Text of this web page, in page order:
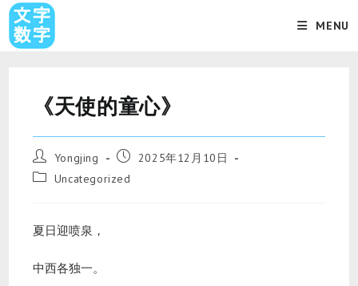
MENU
《天使的童心》
Yongjing
2025年12月10日
Uncategorized
夏日迎喷泉，
中西各独一。